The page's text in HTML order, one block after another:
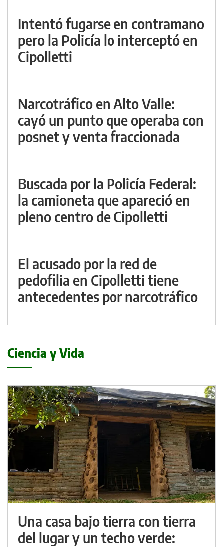
Intentó fugarse en contramano
pero la Policía lo interceptó en
Cipolletti
Narcotráfico en Alto Valle:
cayó un punto que operaba con
posnet y venta fraccionada
Buscada por la Policía Federal:
la camioneta que apareció en
pleno centro de Cipolletti
El acusado por la red de
pedofilia en Cipolletti tiene
antecedentes por narcotráfico
Ciencia y Vida
Una casa bajo tierra con tierra
del lugar y un techo verde: